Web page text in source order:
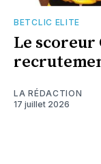
BETCLIC ELITE
Le scoreur
LA RÉDACTION
17 juillet 2026